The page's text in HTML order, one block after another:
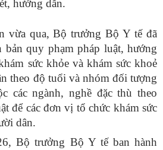
hướng dẫn.
vừa qua, Bộ trưởng Bộ Y tế đã
bản quy phạm pháp luật, hướng
sức khỏe và khám sức khoẻ
theo độ tuổi và nhóm đối tượng
các ngành, nghề đặc thù theo
để các đơn vị tổ chức khám sức
dân.
Bộ trưởng Bộ Y tế ban hành